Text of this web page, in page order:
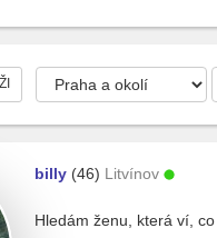
billy (46) Litvínov
Hledám ženu, která ví,